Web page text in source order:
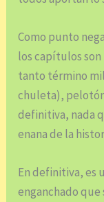
Como punto
los capítulos
tanto término
chuleta),
definitiva, nada
enana de la
En definitiva, es
enganchado que